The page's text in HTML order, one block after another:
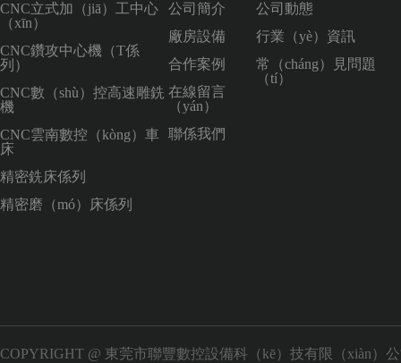
CNC立式加（jiā）工中心
（xīn）
CNC鑽攻中心機（T係
列）
CNC數（shù）控高速雕銑
機
CNC雲南數控（kòng）車
床
精密銑床係列
精密磨（mó）床係列
公司簡介
廠房設備
合作案例
在線留言
（yán）
聯係我們
公司動態
行業（yè）資訊
常（cháng）見問題
（tí）
COPYRIGHT @ 東莞市聯豐數控設備科（kē）技有限（xiàn）